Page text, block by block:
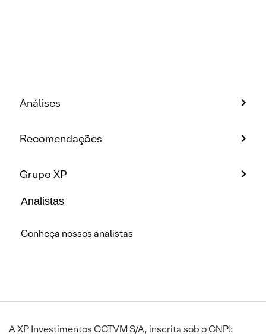
Análises
Recomendações
Grupo XP
Analistas
Conheça nossos analistas
A XP Investimentos CCTVM S/A, inscrita sob o CNPJ: